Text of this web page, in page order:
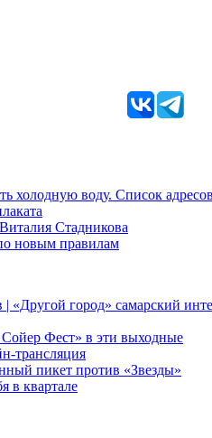
холодную воду. Список адресов
Стадникова
новым правилам
«Другой город» самарский
Фест» в эти выходные
трансляция
пикет против «Звезды»
в квартале